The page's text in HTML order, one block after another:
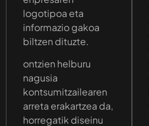
logotipoa eta
informazio gakoa
biltzen dituzte.
ontzien helburu
nagusia
kontsumitzailearen
arreta erakartzea da,
horregatik diseinu